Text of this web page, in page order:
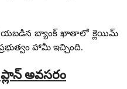
చేయబడిన బ్యాంక్ ఖాతాలో క్లెయిమ్
హామీ ఇచ్చింది.
అవసరం